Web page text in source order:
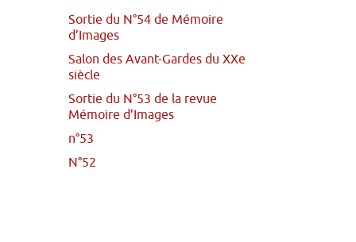
Sortie du N°54 de Mémoire
d’Images
Salon des Avant-Gardes du XXe
siècle
Sortie du N°53 de la revue
Mémoire d’Images
n°53
N°52